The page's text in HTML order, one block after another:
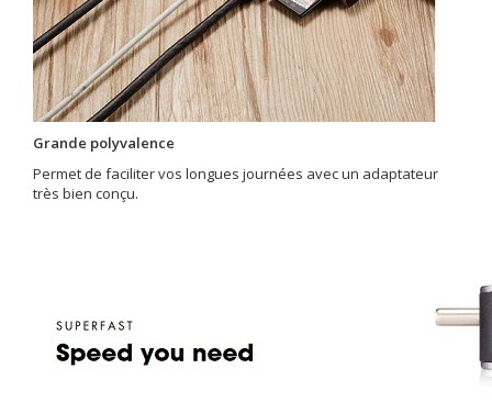
Grande polyvalence
Permet de faciliter vos longues journées avec un adaptateur
très bien conçu.